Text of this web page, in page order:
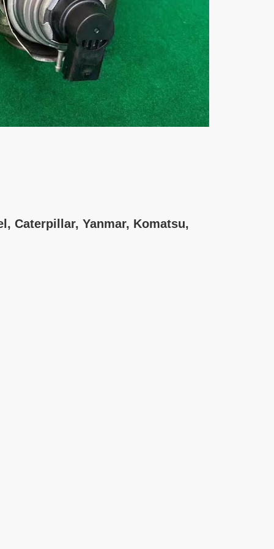
Caterpillar, Yanmar, Komatsu,